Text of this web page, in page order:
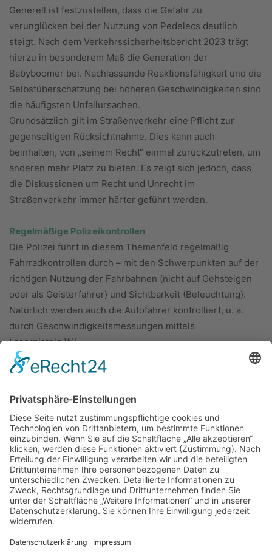
Generell ist festzustellen, dass die Gefahr zu
verunglücken bei der Nutzung von Pedelecs deutlich
steigt. Nach dem Verkehrssicherheitsbericht 2023 trägt
hierzu in besonderem Maß die Generation der
Babyboomer bei. Nachlassende Reaktionsfähigkeit und die
Selbstüberschätzung bei höheren Geschwindigkeiten sind
die häufigsten Unfallursachen.
Grundsätzlich gilt im Straßenverkehr eine Pflicht zur
gegenseitigen Rücksichtnahme. Dies kann auch
beinhalten, von „seinem Recht“ einmal zurückzutreten, um
anderen mehr Platz zu bieten. Es zeigt sich jedoch, dass
die Diskussionen um Recht und Unrecht im
Straßenverkehr immer härter geführt werden.
Regelmäßige Polizeikontrollen
Die Polizei führt in diesem Themenfeld regelmäßig
Fahrradkontrollen durch – mit den Schwerpunkten auf der
richtigen Nutzung der Fahrbahnen (nicht auf Gehsteigen
oder als Geisterfahrer) und Sichtbarkeit (Beleuchtung).
Natürlich werden auch die Autofahrer kontrolliert, u. a.
durch Geschwindigkeitsmessungen mittels
Laserpistole.WJ
ÜBER UNS
KIEL LOKAL
Carsten Frahm Verlag, Inhaber Carsten Frahm
24113 Kiel